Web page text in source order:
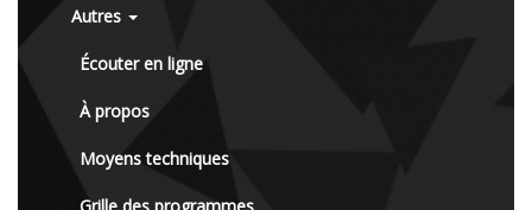
Autres
Écouter en ligne
À propos
Moyens techniques